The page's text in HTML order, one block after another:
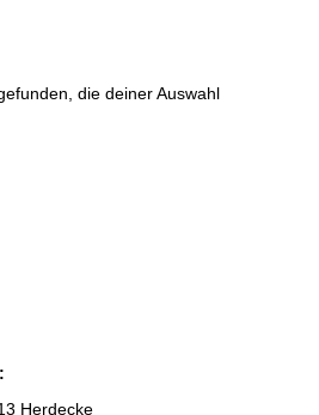
die deiner Auswahl
Herdecke